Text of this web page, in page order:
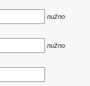
nužno
nužno